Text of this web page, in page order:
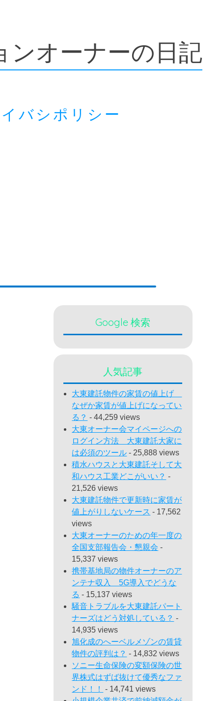
ンオーナーの日記
バシポリシー
Google 検索
人気記事
大東建託物件の家賃の値上げ
なぜか家賃が値上げになってい
る？ - 44,259 views
大東オーナー会マイページへの
ログイン方法 大東建託大家に
は必須のツール - 25,888 views
積水ハウスと大東建託そして大
和ハウス工業どこがいい？ -
21,526 views
大東建託物件で更新時に家賃が
値上がりしないケース - 17,562
views
大東オーナーのための年一度の
全国支部報告会・懇親会 -
15,337 views
携帯基地局の物件オーナーのア
ンテナ収入 5G導入でどうな
る - 15,137 views
騒音トラブルを大東建託パート
ナーズはどう対処している？ -
14,935 views
旭化成のへーベルメゾンの賃貸
物件の評判は？ - 14,832 views
ソニー生命保険の変額保険の世
界株式はずば抜けて優秀なファ
ンド！！
- 14,741 views